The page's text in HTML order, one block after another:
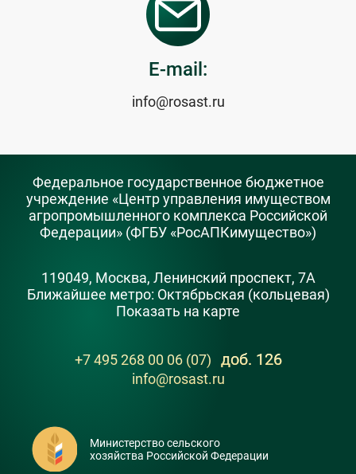
E-mail:
info@rosast.ru
Федеральное государственное бюджетное
учреждение «Центр управления имуществом
агропромышленного комплекса Российской
Федерации» (ФГБУ «РосАПКимущество»)
119049, Москва, Ленинский проспект, 7А
Ближайшее метро: Октябрьская (кольцевая)
Показать на карте
+7 495 268 00 06 (07) доб. 126
info@rosast.ru
Министерство сельского
хозяйства Российской Федерации